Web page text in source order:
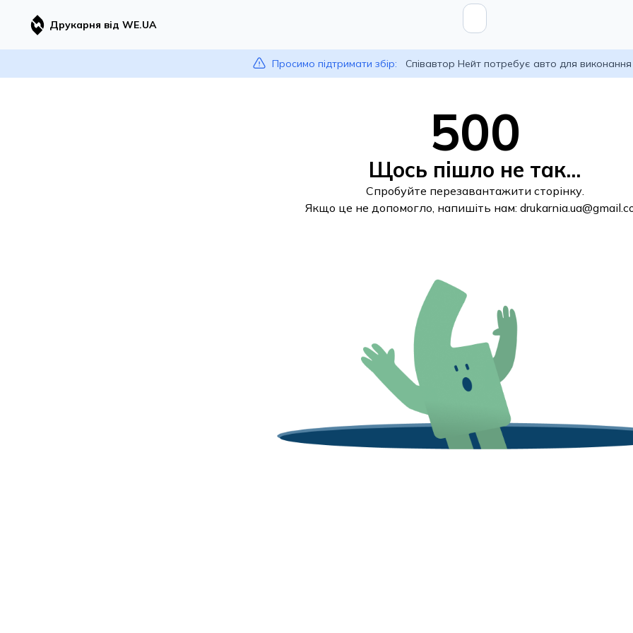
Друкарня від WE.UA
Просимо підтримати збір: Співавтор Нейт потребує авто для
500
Щось пішло не так...
Спробуйте перезавантажити сторінку.
Якщо це не допомогло, напишіть нам: